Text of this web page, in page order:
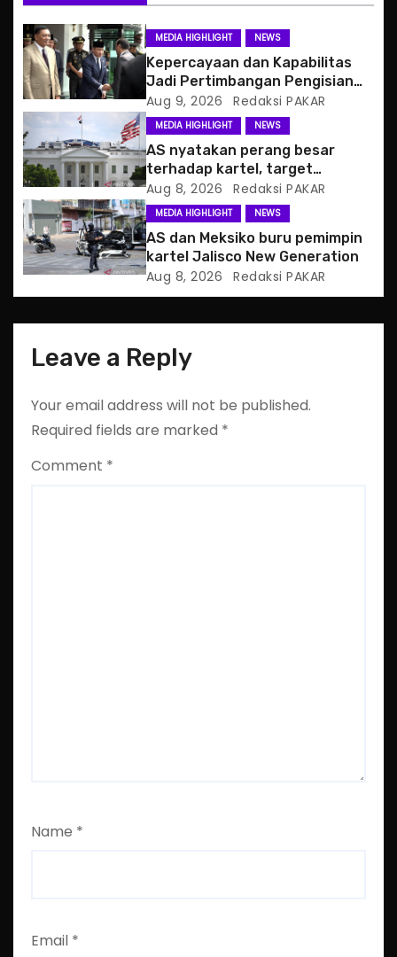
g
a
t
i
o
n
MEDIA HIGHLIGHT NEWS
Kepercayaan dan Kapabilitas
Jadi Pertimbangan Pengisian
Posisi Wamenhan
Aug 9, 2026 Redaksi PAKAR
MEDIA HIGHLIGHT NEWS
AS nyatakan perang besar
terhadap kartel, target
pertama CJNG
Aug 8, 2026 Redaksi PAKAR
MEDIA HIGHLIGHT NEWS
AS dan Meksiko buru pemimpin
kartel Jalisco New Generation
Aug 8, 2026 Redaksi PAKAR
Leave a Reply
Your email address will not be published.
Required fields are marked *
Comment *
Name *
Email *